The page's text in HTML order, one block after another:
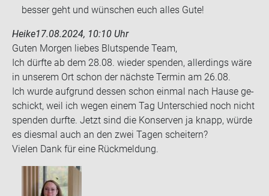
besser geht und wünschen euch alles Gute!
Heike17.08.2024, 10:10 Uhr
Guten Mor­gen lie­bes Blut­spen­de Team,
Ich dürf­te ab dem 28.08. wie­der spen­den, al­ler­dings wäre
in un­se­rem Ort schon der nächs­te Ter­min am 26.08.
Ich wurde auf­grund des­sen schon ein­mal nach Hause ge­
schickt, weil ich wegen einem Tag Un­ter­schied noch nicht
spen­den durf­te. Jetzt sind die Kon­ser­ven ja knapp, würde
es dies­mal auch an den zwei Tagen schei­tern?
Vie­len Dank für eine Rück­mel­dung.